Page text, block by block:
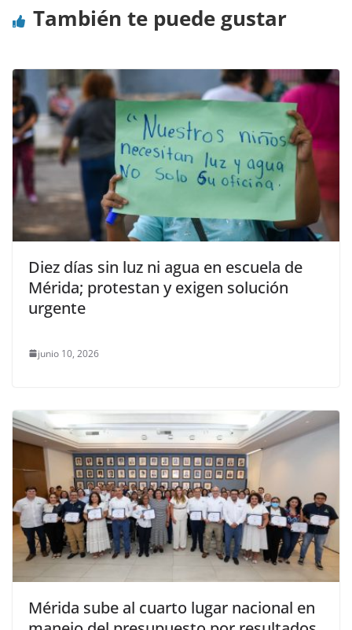
También te puede gustar
Diez días sin luz ni agua en escuela de
Mérida; protestan y exigen solución
urgente
junio 10, 2026
Mérida sube al cuarto lugar nacional en